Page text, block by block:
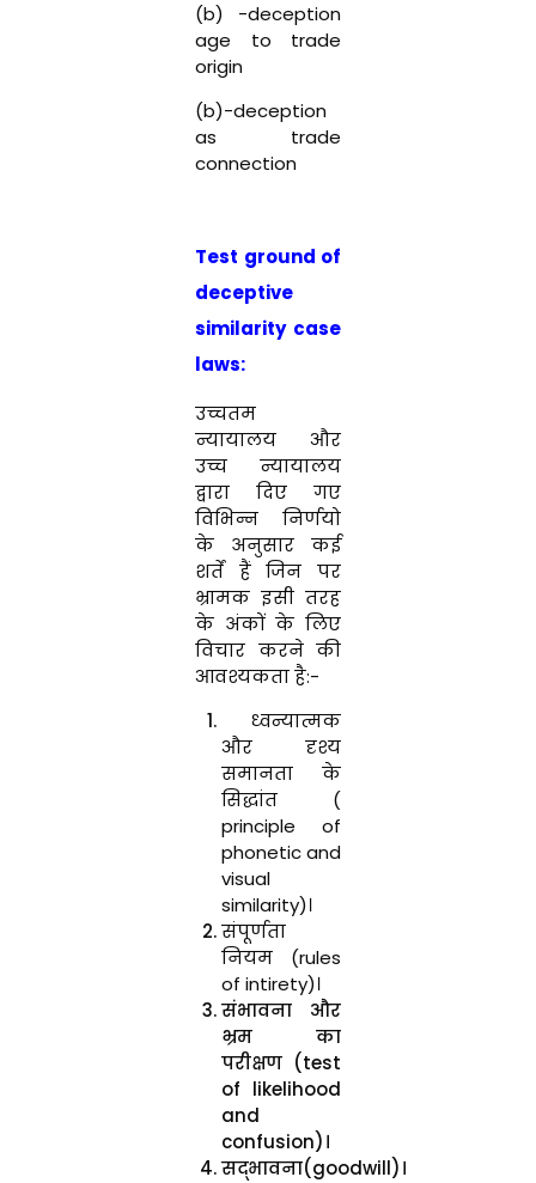
(b) -deception
age to trade
origin
(b)-deception
as trade
connection
Test ground of
deceptive
similarity case
laws:
उच्चतम
न्यायालय और
उच्च न्यायालय
द्वारा दिए गए
विभिन्न निर्णयो
के अनुसार कई
शर्तें हैं जिन पर
भ्रामक इसी तरह
के अंकों के लिए
विचार करने की
आवश्यकता है:-
ध्वन्यात्मक
और दृश्य
समानता के
सिद्धांत (
principle of
phonetic and
visual
similarity)।
संपूर्णता
नियम (rules
of intirety)।
संभावना और
भ्रम का
परीक्षण (test
of likelihood
and
confusion)।
सद्भावना(goodwill)।